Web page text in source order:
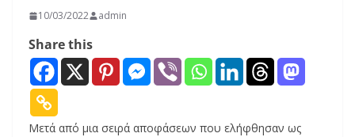
10/03/2022 admin
Share this
Μετά από μια σειρά αποφάσεων που ελήφθησαν ως